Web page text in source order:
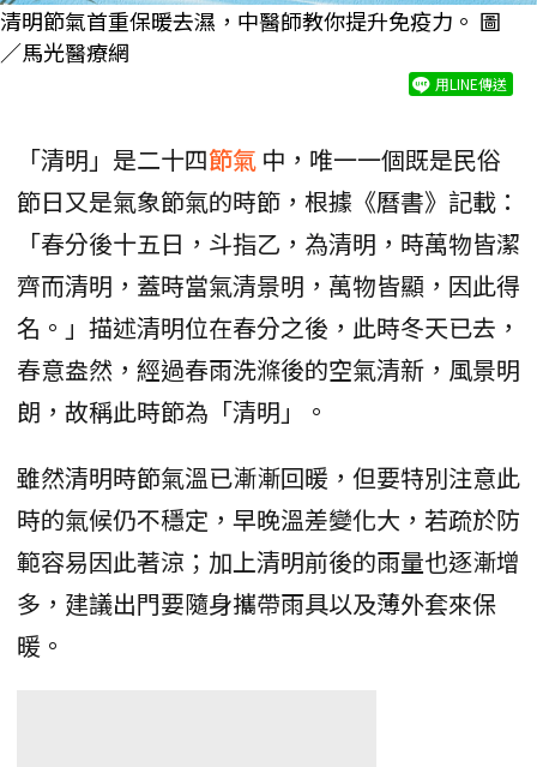
清明節氣首重保暖去濕，中醫師教你提升免疫力。 圖
／馬光醫療網
用LINE傳送
「清明」是二十四節氣 中，唯一一個既是民俗
節日又是氣象節氣的時節，根據《曆書》記載：
「春分後十五日，斗指乙，為清明，時萬物皆潔
齊而清明，蓋時當氣清景明，萬物皆顯，因此得
名。」描述清明位在春分之後，此時冬天已去，
春意盎然，經過春雨洗滌後的空氣清新，風景明
朗，故稱此時節為「清明」。
雖然清明時節氣溫已漸漸回暖，但要特別注意此
時的氣候仍不穩定，早晚溫差變化大，若疏於防
範容易因此著涼；加上清明前後的雨量也逐漸增
多，建議出門要隨身攜帶雨具以及薄外套來保
暖。